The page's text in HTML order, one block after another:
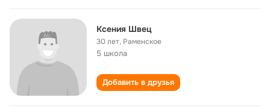
Ксения Швец
30 лет, Раменское
5 школа
Добавить в друзья